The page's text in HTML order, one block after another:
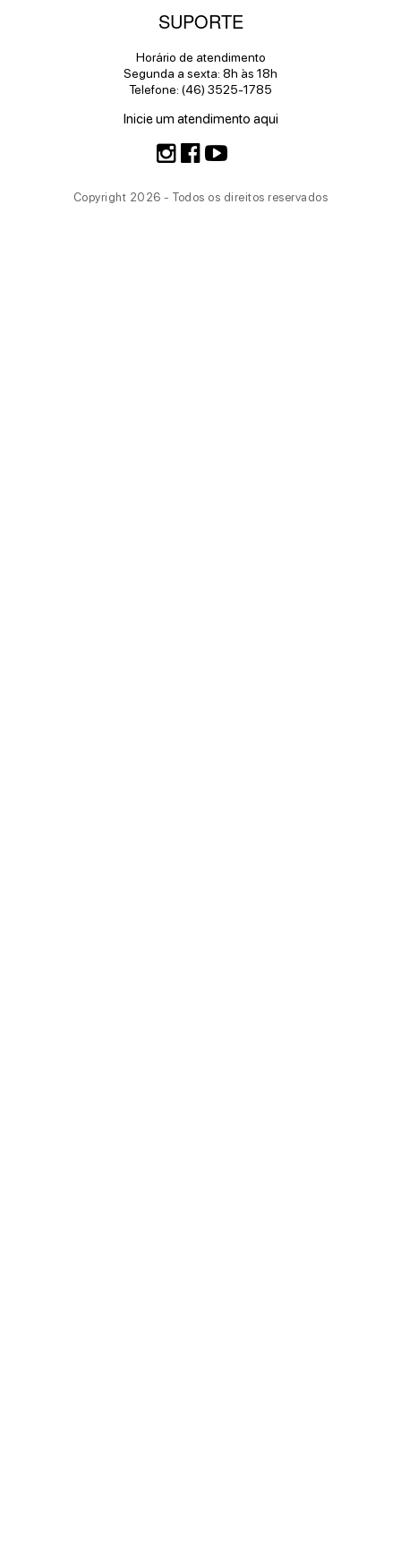
SUPORTE
Horário de atendimento
Segunda a sexta: 8h às 18h
Telefone: (46) 3525-1785
Inicie um atendimento aqui
Copyright 2026 - Todos os direitos reservados